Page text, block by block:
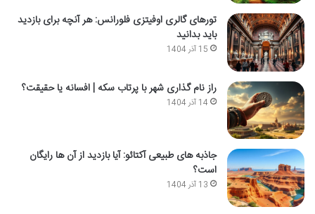
تورهای گالری اوفیتزی فلورانس: هر آنچه برای بازدید
باید بدانید
15 آذر 1404
راز نام گذاری شهر با پرتاب سکه | افسانه یا حقیقت؟
14 آذر 1404
جاذبه های طبیعی آکتائو: آیا بازدید از آن ها رایگان
است؟
13 آذر 1404